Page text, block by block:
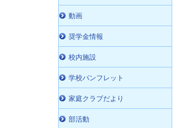
動画
奨学金情報
校内施設
学校パンフレット
家庭クラブだより
部活動